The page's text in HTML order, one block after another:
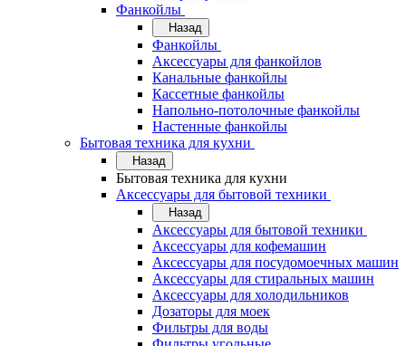
Фанкойлы
Назад
Фанкойлы
Аксессуары для фанкойлов
Канальные фанкойлы
Кассетные фанкойлы
Напольно-потолочные фанкойлы
Настенные фанкойлы
Бытовая техника для кухни
Назад
Бытовая техника для кухни
Аксессуары для бытовой техники
Назад
Аксессуары для бытовой техники
Аксессуары для кофемашин
Аксессуары для посудомоечных машин
Аксессуары для стиральных машин
Аксессуары для холодильников
Дозаторы для моек
Фильтры для воды